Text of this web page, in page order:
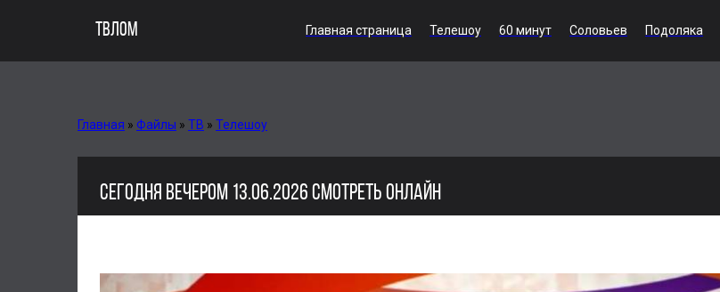
ТВЛОМ Главная страница Телешоу 60 минут Соловьев Подоляка
Главная » Файлы » ТВ » Телешоу
СЕГОДНЯ ВЕЧЕРОМ 13.06.2026 СМОТРЕТЬ ОНЛАЙН